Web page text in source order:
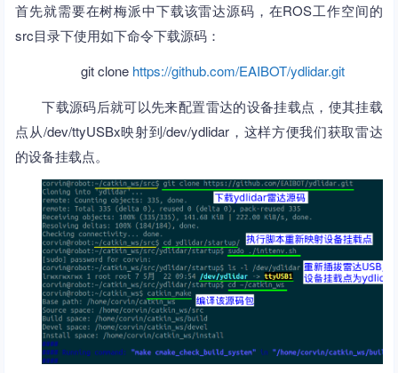
首先就需要在树梅派中下载该雷达源码，在ROS工作空间的
src目录下使用如下命令下载源码：
git clone https://github.com/EAIBOT/ydlidar.git
下载源码后就可以先来配置雷达的设备挂载点，使其挂载
点从/dev/ttyUSBx映射到/dev/ydlidar，这样方便我们获取雷达
的设备挂载点。